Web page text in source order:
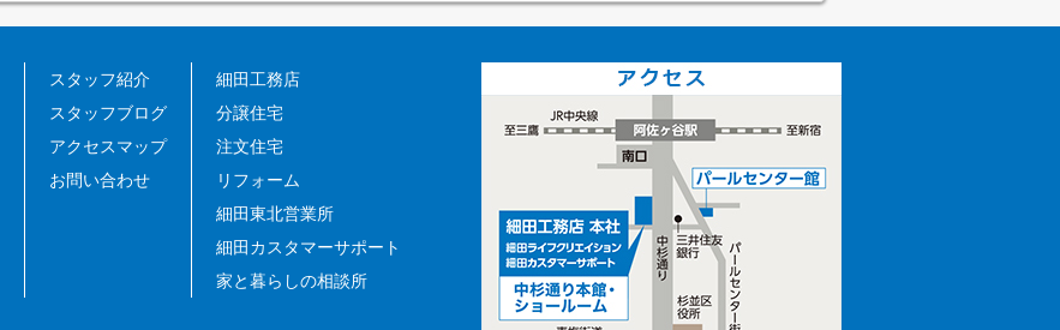
スタッフ紹介
スタッフブログ
アクセスマップ
お問い合わせ
細田工務店
分譲住宅
注文住宅
リフォーム
細田東北営業所
細田カスタマーサポート
家と暮らしの相談所